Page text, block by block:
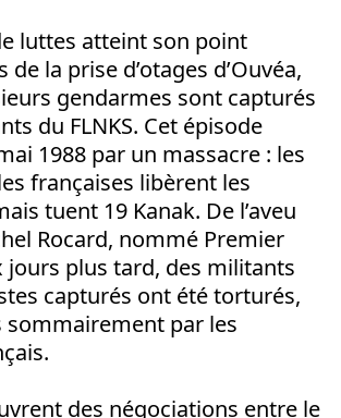
luttes atteint son point
la prise d’otages d’Ouvéa,
gendarmes sont capturés
du FLNKS. Cet épisode
1988 par un massacre : les
françaises libèrent les
tuent 19 Kanak. De l’aveu
Rocard, nommé Premier
jours plus tard, des militants
capturés ont été torturés,
sommairement par les
des négociations entre le